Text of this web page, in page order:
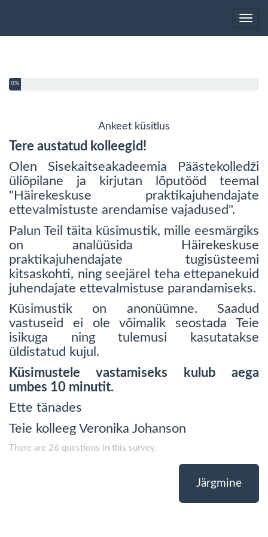
You have completed 0% of this survey
0%
Ankeet küsitlus
Tere austatud kolleegid!
Olen Sisekaitseakadeemia Päästekolledži
üliõpilane ja kirjutan lõputööd teemal
"Häirekeskuse praktikajuhendajate
ettevalmistuste arendamise vajadused".
Palun Teil täita küsimustik, mille eesmärgiks
on analüüsida Häirekeskuse
praktikajuhendajate tugisüsteemi
kitsaskohti, ning seejärel teha ettepanekuid
juhendajate ettevalmistuse parandamiseks.
Küsimustik on anonüümne. Saadud
vastuseid ei ole võimalik seostada Teie
isikuga ning tulemusi kasutatakse
üldistatud kujul.
Küsimustele vastamiseks kulub aega
umbes 10 minutit.
Ette tänades
Teie kolleeg Veronika Johanson
There are 26 questions in this survey.
Järgmine